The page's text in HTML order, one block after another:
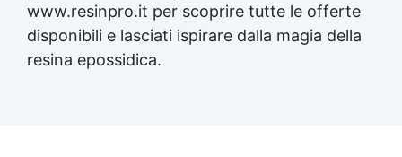
www.resinpro.it per scoprire tutte le offerte
disponibili e lasciati ispirare dalla magia della
resina epossidica.